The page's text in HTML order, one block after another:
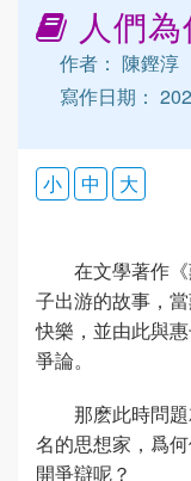
人們
作者： 陳鏗淳
寫作日期：
小 中 大
在文學著作
子出游的故事，
快樂，並由此與
爭論。
那麽此時問
名的思想家，爲
開爭辯呢？